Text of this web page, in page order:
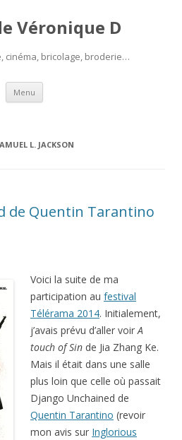
Véronique D
cinéma, bricolage, broderie…
Menu Aller
contenu
L. JACKSON
de Quentin Tarantino
Voici la suite de ma
participation au festival
Télérama 2014. Initialement,
j’avais prévu d’aller voirA
touch of Sin de Jia Zhang Ke.
Mais il était dans une salle
plus loin que celle où passait
Django Unchained de
Quentin Tarantino (revoir
mon avis sur Inglorious